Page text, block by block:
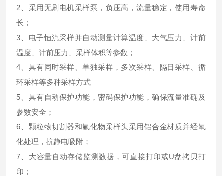
2、采用无刷电机采样泵，负压高，流量稳定，使用寿命
长；
3、电子恒流采样并自动测量计算温度、大气压力、计前
温度、计前压力、采样体积等参数；
4、具有同时采样、单独采样，多次采样、隔日采样、循
环采样等多种采样方式
5、具有自动保护功能，密码保护功能，确保流量准确及
参数安全；
6、颗粒物切割器和氟化物采样头采用铝合金材质并经氧
化处理，抗静电吸附；
7、大容量自动存储监测数据，可直接打印或U盘拷贝打
印；